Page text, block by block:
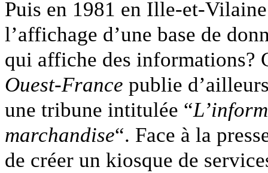
Puis en 1981 en Ille-et-
l’affichage d’une base de
qui affiche des informations?
Ouest-France publie
une tribune intitulée “
marchandise“. Face à la
de créer un kiosque de